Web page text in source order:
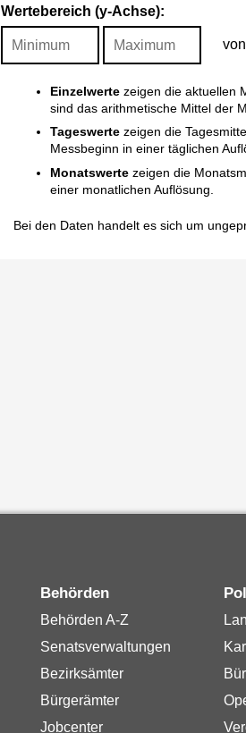
Wertebereich (y-Achse):
Einzelwertezeigen die aktuellen
sind das arithmetische Mittel der
Tageswertezeigen die
Messbeginn in einer täglichen
Monatswertezeigen die
einer monatlichen Auflösung.
Bei den Daten handelt es sich um
Behörden
Behörden A-Z
Senatsverwaltungen
Bezirksämter
Bürgerämter
Jobcenter